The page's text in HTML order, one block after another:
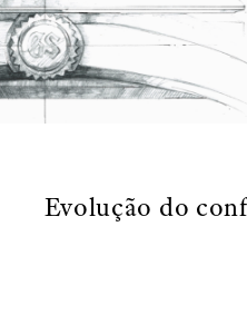
Evolução do